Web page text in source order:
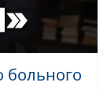
больного